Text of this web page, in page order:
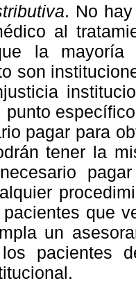
. No
al
la
son
punto
pagar para
tener la
que
un
pacientes